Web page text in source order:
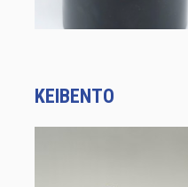
KEIBENTO